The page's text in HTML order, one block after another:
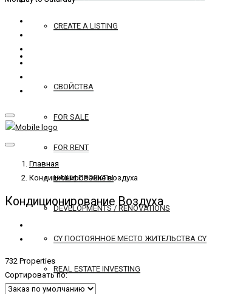
CREATE A LISTING
СВОЙСТВА
FOR SALE
FOR RENT
НАШИ ПРОЕКТЫ
DEVELOPMENTS / RENOVATIONS
CY ПОСТОЯННОЕ МЕСТО ЖИТЕЛЬСТВА CY
REAL ESTATE INVESTING
Главная
Кондиционирование воздуха
Кондиционирование Воздуха
732 Properties
Сортировать по: